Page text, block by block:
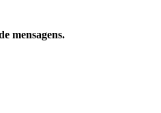
mensagens.